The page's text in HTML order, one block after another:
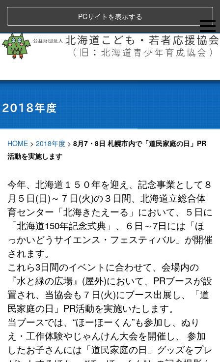
PCサイトを表示する
HOME > 2018年度 > 8月7・8日 札幌市内で「道民家庭の日」PR
活動を実施します
今年、北海道１５０年を迎え、記念事業として８
月５日(日)～７日(火)の３日間、北海道立総合体
育センター「北海きたえーる」において、５日に
「北海道150年記念式典」、６日～7日には「ほ
っかいどうサイエンス・フェスティバル」が開催
されます。
これら3日間のイベントに合わせて、会場内の
『水と緑の広場』(屋外)において、PRブースが設
置され、当協会も７日(火)にブース出展し、「道
民家庭の日」PR活動を実施いたします。
当ブースでは、“ほーほーくん”も参加し、ぬり
え・工作体験やじゃんけん大会を開催し、 参加
したお子さんには「道民家庭の日」グッズをプレ